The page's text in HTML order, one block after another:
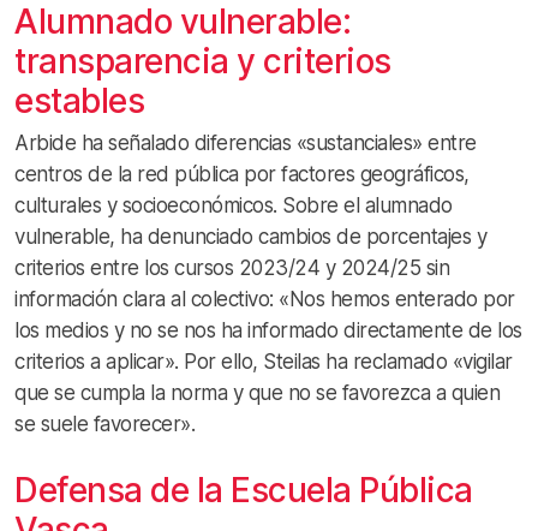
Alumnado vulnerable:
transparencia y criterios
estables
Arbide ha señalado diferencias «sustanciales» entre
centros de la red pública por factores geográficos,
culturales y socioeconómicos. Sobre el alumnado
vulnerable, ha denunciado cambios de porcentajes y
criterios entre los cursos 2023/24 y 2024/25 sin
información clara al colectivo: «Nos hemos enterado por
los medios y no se nos ha informado directamente de los
criterios a aplicar». Por ello, Steilas ha reclamado «vigilar
que se cumpla la norma y que no se favorezca a quien
se suele favorecer».
Defensa de la Escuela Pública